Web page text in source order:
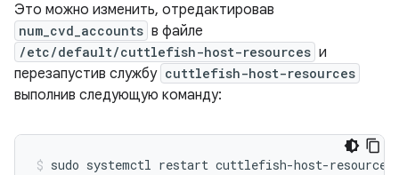
Это можно изменить, отредактировав
num_cvd_accounts в файле
/etc/default/cuttlefish-host-resources и
перезапустив службу cuttlefish-host-resources
выполнив следующую команду: